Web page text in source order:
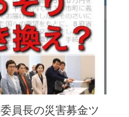
員長の災害募金ツ